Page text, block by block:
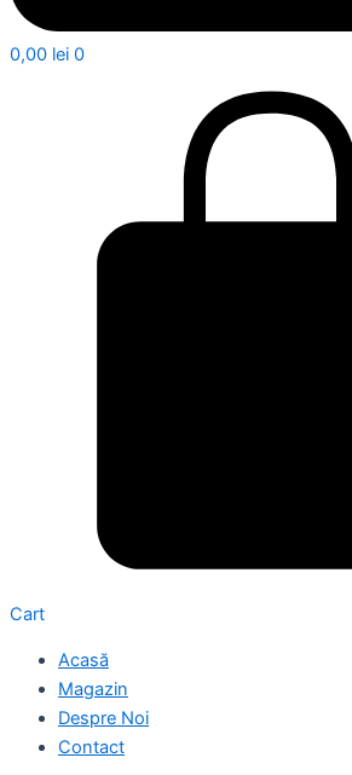
0,00 lei 0
Cart
Acasă
Magazin
Despre Noi
Contact